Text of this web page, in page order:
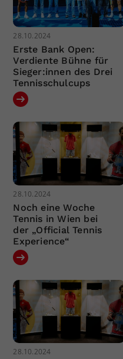
28.10.2024
Erste Bank Open:
Verdiente Bühne für
Sieger:innen des Drei
Tennisschulcups
28.10.2024
Noch eine Woche
Tennis in Wien bei
der „Official Tennis
Experience“
28.10.2024